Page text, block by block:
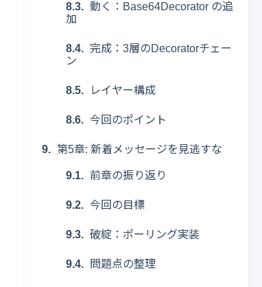
動く：Base64Decorator の追
加
完成：3層のDecoratorチェー
ン
レイヤー構成
今回のポイント
第5章: 新着メッセージを見逃すな
前章の振り返り
今回の目標
破綻：ポーリング実装
問題点の整理